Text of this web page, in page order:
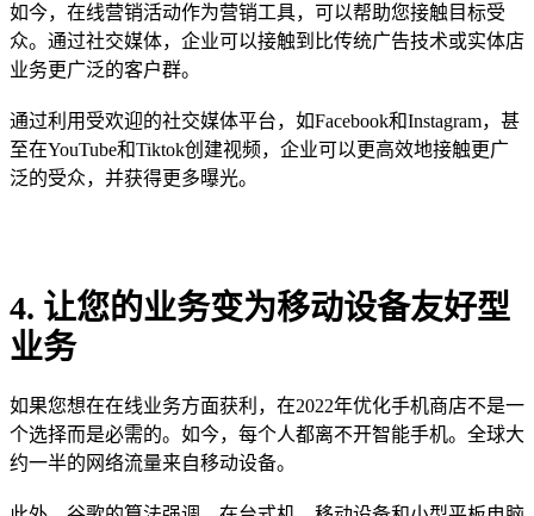
如今，在线营销活动作为营销工具，可以帮助您接触目标受
众。通过社交媒体，企业可以接触到比传统广告技术或实体店
业务更广泛的客户群。
通过利用受欢迎的社交媒体平台，如Facebook和Instagram，甚
至在YouTube和Tiktok创建视频，企业可以更高效地接触更广
泛的受众，并获得更多曝光。
4. 让您的业务变为移动设备友好型
业务
如果您想在在线业务方面获利，在2022年优化手机商店不是一
个选择而是必需的。如今，每个人都离不开智能手机。全球大
约一半的网络流量来自移动设备。